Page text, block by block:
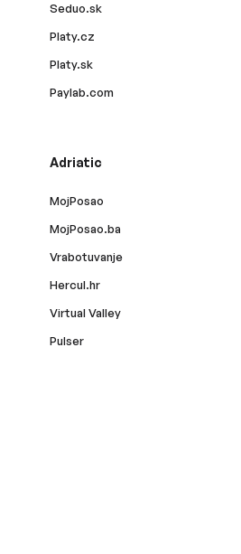
Seduo.sk
Platy.cz
Platy.sk
Paylab.com
Adriatic
MojPosao
MojPosao.ba
Vrabotuvanje
Hercul.hr
Virtual Valley
Pulser